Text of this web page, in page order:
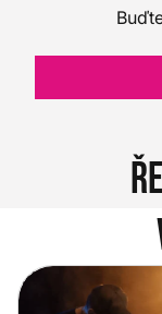
Vítejte na novém
City